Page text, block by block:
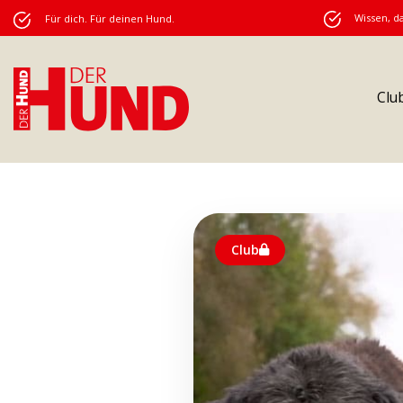
Für dich. Für deinen Hund. Wissen,
Club